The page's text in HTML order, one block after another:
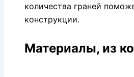
количества граней
конструкции.
Материалы, из